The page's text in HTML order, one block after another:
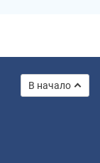
В начало